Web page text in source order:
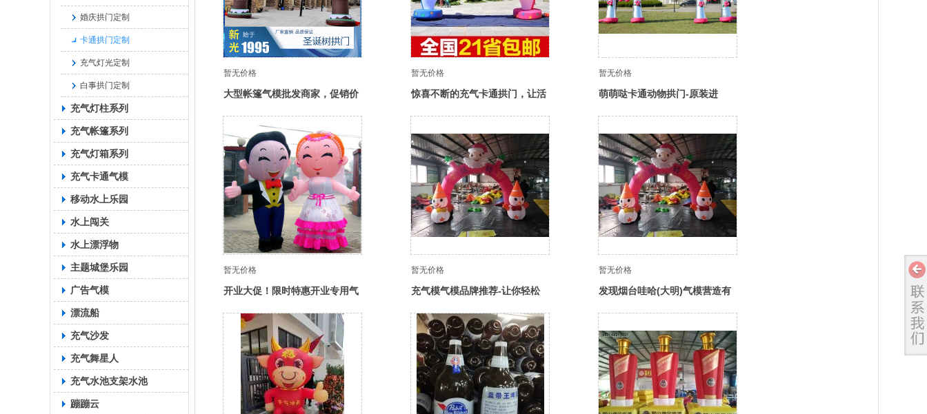
婚庆拱门定制
卡通拱门定制
充气灯光定制
白事拱门定制
充气灯柱系列
充气帐篷系列
充气灯箱系列
充气卡通气模
移动水上乐园
水上闯关
水上漂浮物
主题城堡乐园
广告气模
漂流船
充气沙发
充气舞星人
充气水池支架水池
蹦蹦云
暂无价格
大型帐篷气模批发商家，促销价
暂无价格
惊喜不断的充气卡通拱门，让活
暂无价格
萌萌哒卡通动物拱门-原装进
暂无价格
开业大促！限时特惠开业专用气
暂无价格
充气模气模品牌推荐-让你轻松
暂无价格
发现烟台哇哈(大明)气模营造有